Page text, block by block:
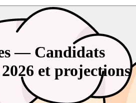
— Candidats
et projections